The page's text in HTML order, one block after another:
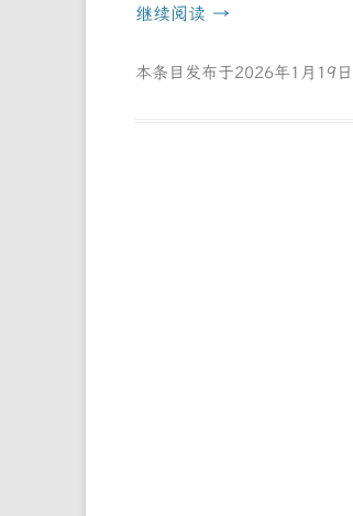
继续阅读 →
本条目发布于2026年1月19日